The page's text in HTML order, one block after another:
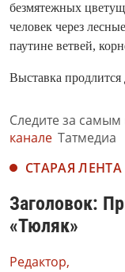
безмятежных
человек через
паутине ветвей,
Выставка продлится
Следите за
канале Татмедиа
СТАРАЯ
Заголовок:
«Тюляк»
Редактор,